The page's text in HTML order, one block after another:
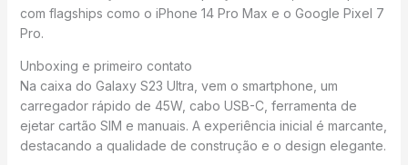
com flagships como o iPhone 14 Pro Max e o Google Pixel 7
Pro.
Unboxing e primeiro contato
Na caixa do Galaxy S23 Ultra, vem o smartphone, um
carregador rápido de 45W, cabo USB-C, ferramenta de
ejetar cartão SIM e manuais. A experiência inicial é marcante,
destacando a qualidade de construção e o design elegante.